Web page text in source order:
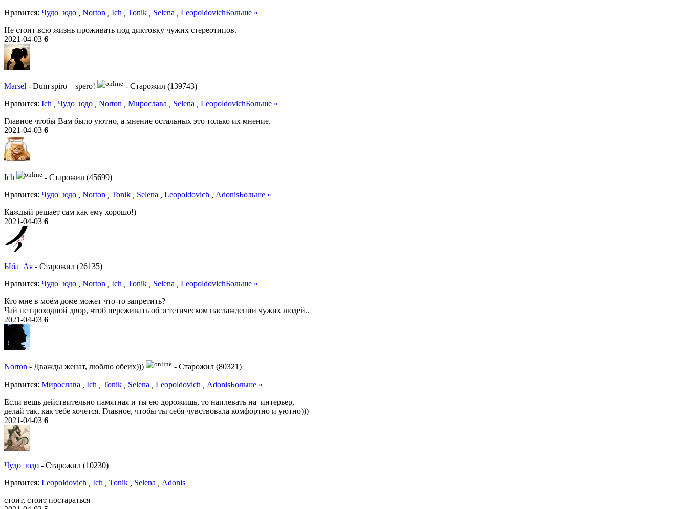
Нравитcя: Чудо_юдо Norton Ich Tonik Selena LeopoldovichБольше »
Не стоит всю жизнь проживать под диктовку чужих стереотипов.
2021-04-03 6
Marsel - Dum spiro – spero! - Старожил (139743)
Нравитcя: Ich Чудо_юдо Norton Мирослава Selena LeopoldovichБольше »
Главное чтобы Вам было уютно, а мнение остальных это только их мнение.
2021-04-03 6
Ich - Старожил (45699)
Нравитcя: Чудо_юдо , Norton , Tonik , Selena , Leopoldovich , AdonisБольше »
Каждый решает сам как ему хорошо!)
2021-04-03 6
Ыба_Ая - Старожил (26135)
Нравитcя: Чудо_юдо , Norton , Ich , Tonik , Selena , LeopoldovichБольше »
Кто мне в моём доме может что-то запретить?
Чай не проходной двор, чтоб переживать об эстетическом наслаждении чужих людей..
2021-04-03 6
Norton - Дважды женат, люблю обеих))) - Старожил (80321)
Нравитcя: Мирослава Ich Tonik Selena Leopoldovich AdonisБольше »
Если вещь действительно памятная и ты ею дорожишь, то наплевать на интерьер,
делай так, как тебе хочется. Главное, чтобы ты себя чувствовала комфортно и уютно)))
2021-04-03 6
Чудо_юдо - Старожил (10230)
Нравитcя: Leopoldovich Ich Tonik Selena
Adonis
стоит, стоит постараться